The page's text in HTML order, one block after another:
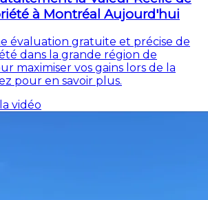
à Montréal Aujourd'hui
évaluation gratuite et précise de
dans la grande région de
maximiser vos gains lors de la
pour en savoir plus.
vidéo